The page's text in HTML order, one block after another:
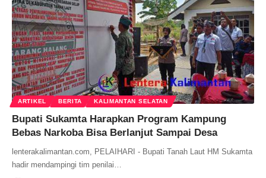
ARTIKEL BERITA KALIMANTAN SELATAN
Bupati Sukamta Harapkan Program Kampung
Bebas Narkoba Bisa Berlanjut Sampai Desa
lenterakalimantan.com, PELAIHARI - Bupati Tanah Laut HM Sukamta
hadir mendampingi tim penilai…